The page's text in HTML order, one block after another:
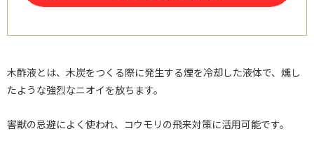
木酢液とは、木炭をつくる際に発生する煙を冷却した液体で、燻し
たような強烈なニオイを放ちます。
害獣の忌避によく使われ、コウモリの飛来対策に活用可能です。